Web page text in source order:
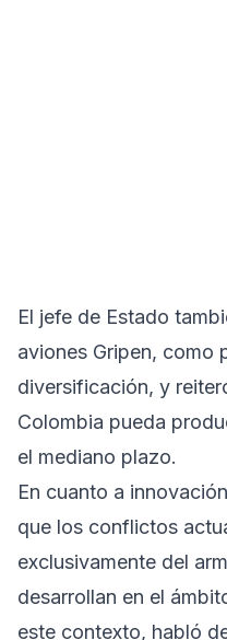
El jefe de Estado
aviones Gripen, como
diversificación, y
Colombia pueda
el mediano plazo.
En cuanto a
que los conflictos
exclusivamente del
desarrollan en el
este contexto, habló